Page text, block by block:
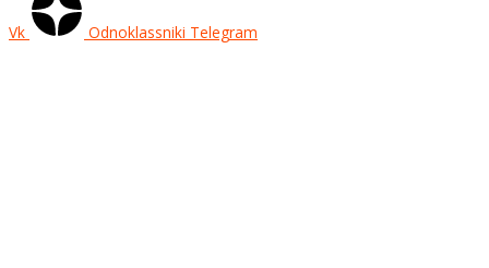
Vk Odnoklassniki Telegram